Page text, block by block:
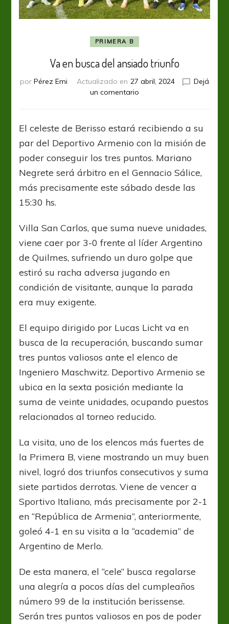
PRIMERA B
Va en busca del ansiado triunfo
por Pérez Emi Actualizado en 27 abril, 2024
Dejá
un comentario
busca
ansiado
triunfo
El celeste de Berisso estará recibiendo a su
par del Deportivo Armenio con la misión de
poder conseguir los tres puntos. Mariano
Negrete será árbitro en el Gennacio Sálice,
más precisamente este sábado desde las
15:30 hs.
Villa San Carlos, que suma nueve unidades,
viene caer por 3-0 frente al líder Argentino
de Quilmes, sufriendo un duro golpe que
estiró su racha adversa jugando en
condición de visitante, aunque la parada
era muy exigente.
El equipo dirigido por Lucas Licht va en
busca de la recuperación, buscando sumar
tres puntos valiosos ante el elenco de
Ingeniero Maschwitz. Deportivo Armenio se
ubica en la sexta posición mediante la
suma de veinte unidades, ocupando puestos
relacionados al torneo reducido.
La visita, uno de los elencos más fuertes de
la Primera B, viene mostrando un muy buen
nivel, logró dos triunfos consecutivos y suma
siete partidos derrotas. Viene de vencer a
Sportivo Italiano, más precisamente por 2-1
en “República de Armenia”, anteriormente,
goleó 4-1 en su visita a la “academia” de
Argentino de Merlo.
De esta manera, el “cele” busca regalarse
una alegría a pocos días del cumpleaños
número 99 de la institución berissense.
Serán tres puntos valiosos en pos de poder